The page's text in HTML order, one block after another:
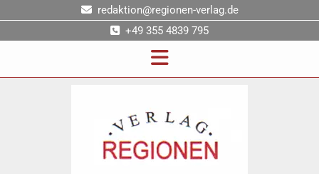
 redaktion@regionen-verlag.de
 +49 355 4839 795